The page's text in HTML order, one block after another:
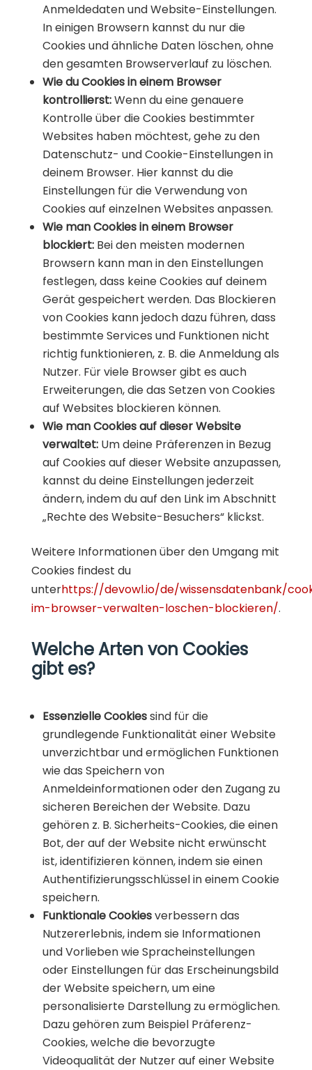
Anmeldedaten und Website-Einstellungen.
In einigen Browsern kannst du nur die
Cookies und ähnliche Daten löschen, ohne
den gesamten Browserverlauf zu löschen.
Wie du Cookies in einem Browser
kontrollierst:Wenn du eine genauere
Kontrolle über die Cookies bestimmter
Websites haben möchtest, gehe zu den
Datenschutz- und Cookie-Einstellungen in
deinem Browser. Hier kannst du die
Einstellungen für die Verwendung von
Cookies auf einzelnen Websites anpassen.
Wie man Cookies in einem Browser
blockiert:Bei den meisten modernen
Browsern kann man in den Einstellungen
festlegen, dass keine Cookies auf deinem
Gerät gespeichert werden. Das Blockieren
von Cookies kann jedoch dazu führen, dass
bestimmte Services und Funktionen nicht
richtig funktionieren, z. B. die Anmeldung als
Nutzer. Für viele Browser gibt es auch
Erweiterungen, die das Setzen von Cookies
auf Websites blockieren können.
Wie man Cookies auf dieser Website
verwaltet:Um deine Präferenzen in Bezug
auf Cookies auf dieser Website anzupassen,
kannst du deine Einstellungen jederzeit
ändern, indem du auf den Link im Abschnitt
„Rechte des Website-Besuchers“ klickst.
Weitere Informationen über den Umgang mit
Cookies findest du
unterhttps://devowl.io/de/wissensdatenbank/
im-browser-verwalten-loschen-blockieren/.
Welche Arten von Cookies
gibt es?
Essenzielle Cookiessind für die
grundlegende Funktionalität einer Website
unverzichtbar und ermöglichen Funktionen
wie das Speichern von
Anmeldeinformationen oder den Zugang zu
sicheren Bereichen der Website. Dazu
gehören z. B. Sicherheits-Cookies, die einen
Bot, der auf der Website nicht erwünscht
ist, identifizieren können, indem sie einen
Authentifizierungsschlüssel in einem Cookie
speichern.
Funktionale Cookiesverbessern das
Nutzererlebnis, indem sie Informationen
und Vorlieben wie Spracheinstellungen
oder Einstellungen für das Erscheinungsbild
der Website speichern, um eine
personalisierte Darstellung zu ermöglichen.
Dazu gehören zum Beispiel Präferenz-
Cookies, welche die bevorzugte
Videoqualität der Nutzer auf einer Website